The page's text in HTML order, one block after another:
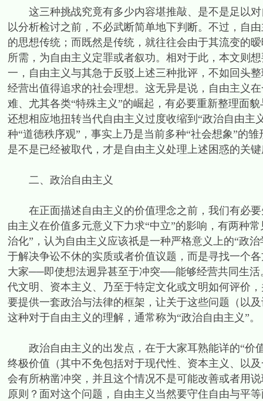
这三种挑战究竟有多少内容堪推敲、是不是足以对
以分析检讨之前，不必武断简单地下判断。不过，自
的思想传统；而既然是传统，就往往会由于其流变的
所需，为自由主义定罪或者叙功。相对于此，本文则
一，自由主义与其急于反驳上述三种批评，不如回头
经营出值得追求的社会理想。这无异是说，自由主义
难、尤其各类“特殊主义”的崛起，有必要重新整理面
还想相应地扭转当代自由主义过度收缩到“政治自由
种“道德秩序观”，事实上乃是当前多种“社会想象”的
是不是已经被取代，才是自由主义处理上述困惑的关
二、政治自由主义
在正面描述自由主义的价值理念之前，我们有必要
由主义在价值多元意义下力求“中立”的影响，有两种
治化”，认为自由主义应该祇是一种严格意义上的“政
于解决争讼不休的实质或者价值议题，而是寻找一个
大家──即使想法迥异甚至于冲突──能够经营共同生
代文明、资本主义、乃至于特定文化或文明如何评价
要提供一套政治与法律的框架，让关于这些问题（以
这种对于自由主义的理解，通常称为“政治自由主义”。
政治自由主义的出发点，在于大家耳熟能详的“价
终极价值（其中不免包括对于现代性、资本主义、以
会有所枘凿冲突，并且这个情况不是可能改善或者用
原则？面对这个问题，自由主义当然要守住自由与平